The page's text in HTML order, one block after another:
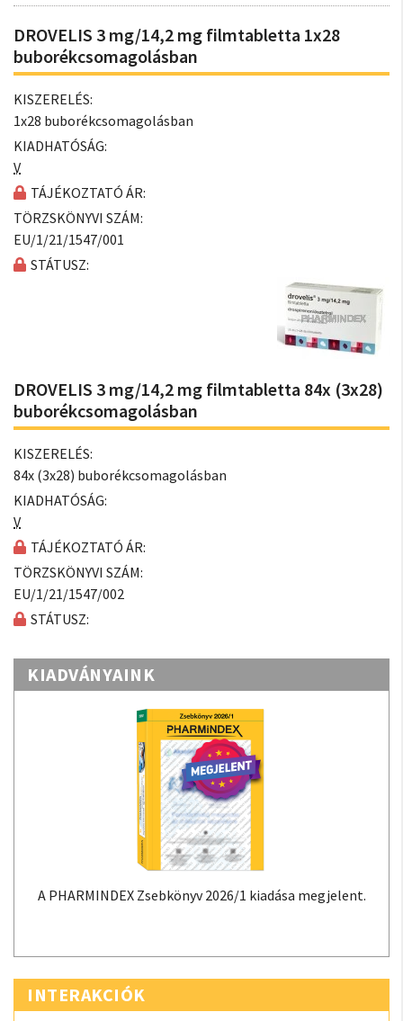
DROVELIS 3 mg/14,2 mg filmtabletta 1x28
buborékcsomagolásban
KISZERELÉS:
1x28 buborékcsomagolásban
KIADHATÓSÁG:
V
TÁJÉKOZTATÓ ÁR:
TÖRZSKÖNYVI SZÁM:
EU/1/21/1547/001
STÁTUSZ:
DROVELIS 3 mg/14,2 mg filmtabletta 84x (3x28)
buborékcsomagolásban
KISZERELÉS:
84x (3x28) buborékcsomagolásban
KIADHATÓSÁG:
V
TÁJÉKOZTATÓ ÁR:
TÖRZSKÖNYVI SZÁM:
EU/1/21/1547/002
STÁTUSZ:
KIADVÁNYAINK
A PHARMINDEX Zsebkönyv 2026/1 kiadása megjelent.
INTERAKCIÓK